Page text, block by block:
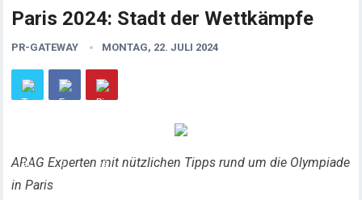
Paris 2024: Stadt der Wettkämpfe
PR-GATEWAY MONTAG, 22. JULI 2024
ARAG Experten mit nützlichen Tipps rund um die Olympiade
in Paris